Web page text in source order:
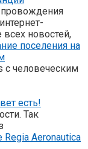
новостей,
поселения на
с человеческим
есть!
Так
Regia Aeronautica